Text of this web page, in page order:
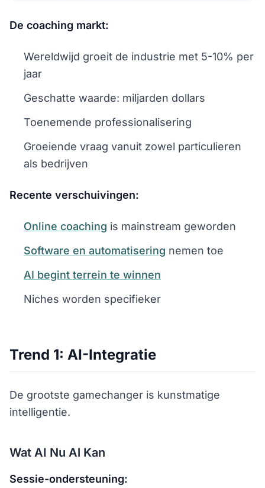
De coaching markt:
Wereldwijd groeit de industrie met 5-10% per
jaar
Geschatte waarde: miljarden dollars
Toenemende professionalisering
Groeiende vraag vanuit zowel particulieren
als bedrijven
Recente verschuivingen:
Online coaching is mainstream geworden
Software en automatisering nemen toe
AI begint terrein te winnen
Niches worden specifieker
Trend 1: AI-Integratie
De grootste gamechanger is kunstmatige
intelligentie.
Wat AI Nu Al Kan
Sessie-ondersteuning: